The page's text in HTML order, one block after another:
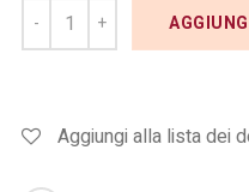
Aggiungi alla lista dei